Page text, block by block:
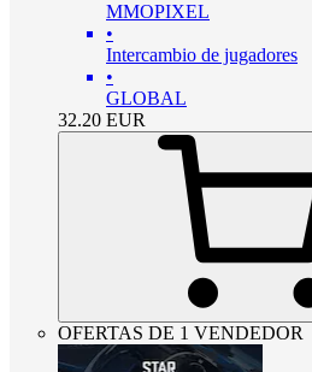
MMOPIXEL
•
Intercambio de jugadores
•
GLOBAL
32.20 EUR
OFERTAS DE 1 VENDEDOR